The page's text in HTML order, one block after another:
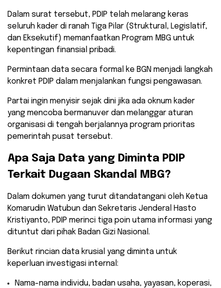
Dalam surat tersebut, PDIP telah melarang keras
seluruh kader di ranah Tiga Pilar (Struktural, Legislatif,
dan Eksekutif) memanfaatkan Program MBG untuk
kepentingan finansial pribadi.
​Permintaan data secara formal ke BGN menjadi langkah
konkret PDIP dalam menjalankan fungsi pengawasan.
Partai ingin menyisir sejak dini jika ada oknum kader
yang mencoba bermanuver dan melanggar aturan
organisasi di tengah berjalannya program prioritas
pemerintah pusat tersebut.
​Apa Saja Data yang Diminta PDIP
Terkait Dugaan Skandal MBG?
​Dalam dokumen yang turut ditandatangani oleh Ketua
Komarudin Watubun dan Sekretaris Jenderal Hasto
Kristiyanto, PDIP merinci tiga poin utama informasi yang
dituntut dari pihak Badan Gizi Nasional.
​Berikut rincian data krusial yang diminta untuk
keperluan investigasi internal:
​Nama-nama individu, badan usaha, yayasan, koperasi,